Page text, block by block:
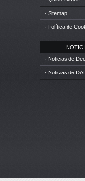
· Sitemap
· Política de
· Noticias de
· Noticias de